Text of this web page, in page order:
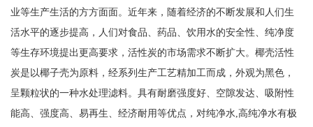
业等生产生活的方方面面。近年来，随着经济的不断发展和人们生
活水平的逐步提高，人们对食品、药品、饮用水的安全性、纯净度
等生存环境提出更高要求，活性炭的市场需求不断扩大。椰壳活性
炭是以椰子壳为原料，经系列生产工艺精加工而成，外观为黑色，
呈颗粒状的一种水处理滤料。具有耐磨强度好、空隙发达、吸附性
能高、强度高、易再生、经济耐用等优点，对纯净水,高纯净水有极